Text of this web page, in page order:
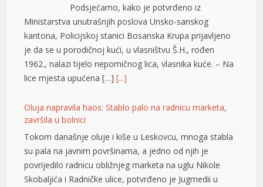
Podsjećamo, kako je potvrđeno iz
Ministarstva unutrašnjih poslova Unsko-sanskog
kantona, Policijskoj stanici Bosanska Krupa prijavljeno
je da se u porodičnoj kući, u vlasništvu Š.H., rođen
1962., nalazi tijelo nepomičnog lica, vlasnika kuće. – Na
lice mjesta upućena […][...]
Oluja napravila haos: Stablo palo na radnicu marketa,
završila u bolnici
Tokom današnje oluje i kiše u Leskovcu, mnoga stabla
su pala na javnim površinama, a jedno od njih je
povrijedilo radnicu obližnjeg marketa na uglu Nikole
Skobaljića i Radničke ulice, potvrđeno je Jugmedii u